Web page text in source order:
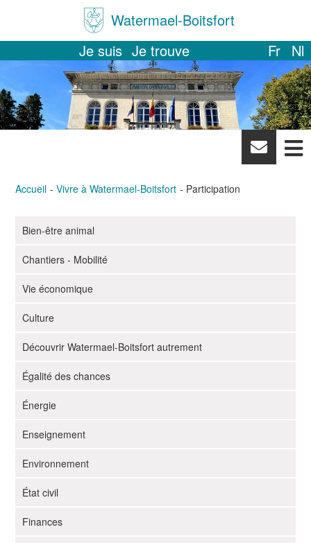
Watermael-Boitsfort
Je suis Je trouve Fr Nl
News
Accueil Vivre à Watermael-Boitsfort Participation
N
v
i
a
i
o
Bien-être animal
Chantiers - Mobilité
Vie économique
Culture
Découvrir Watermael-Boitsfort autrement
Égalité des chances
Énergie
Enseignement
Environnement
État civil
Finances